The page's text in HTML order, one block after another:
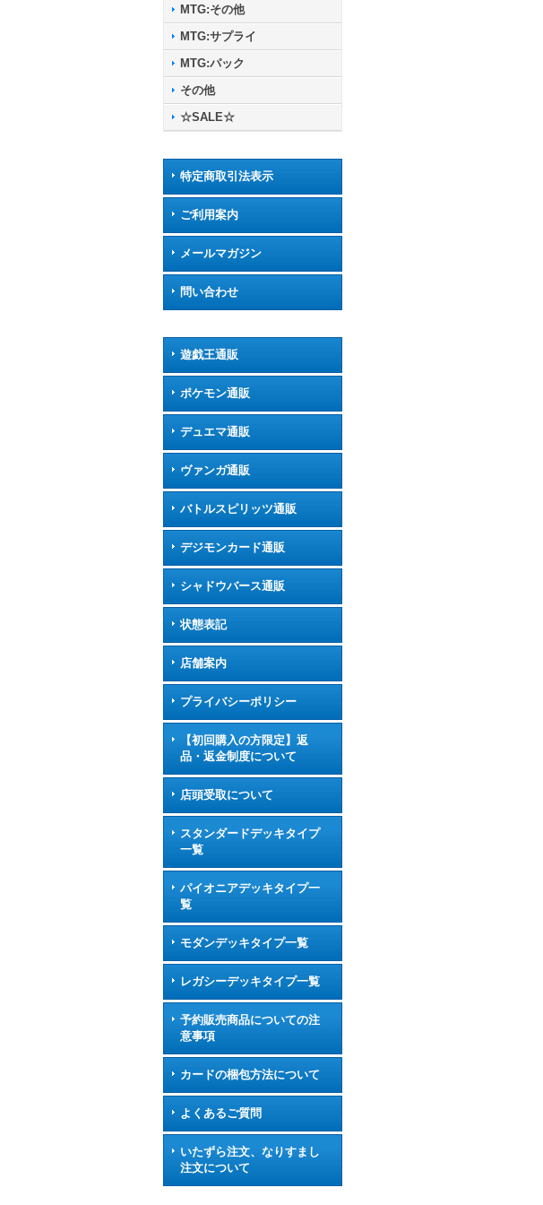
MTG:その他
MTG:サプライ
MTG:パック
その他
☆SALE☆
特定商取引法表示
ご利用案内
メールマガジン
問い合わせ
遊戯王通販
ポケモン通販
デュエマ通販
ヴァンガ通販
バトルスピリッツ通販
デジモンカード通販
シャドウバース通販
状態表記
店舗案内
プライバシーポリシー
【初回購入の方限定】返
品・返金制度について
店頭受取について
スタンダードデッキタイプ
一覧
パイオニアデッキタイプ一
覧
モダンデッキタイプ一覧
レガシーデッキタイプ一覧
予約販売商品についての注
意事項
カードの梱包方法について
よくあるご質問
いたずら注文、なりすまし
注文について